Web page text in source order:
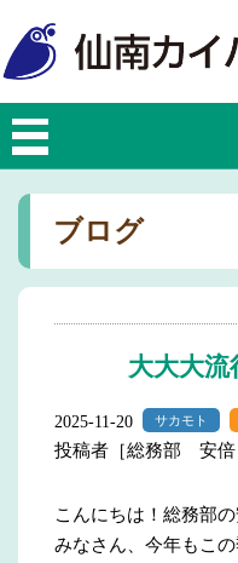
ブログ
大大大流
2025-11-20 サカモト
投稿者［総務部 安倍
こんにちは！総務部の
みなさん、今年もこ